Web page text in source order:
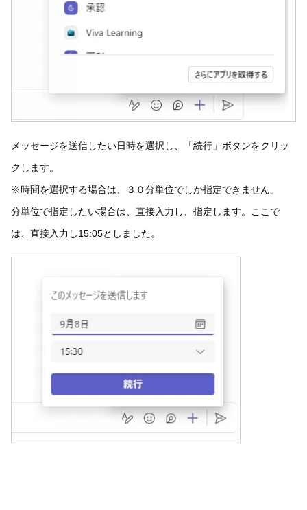
メッセージを送信したい日時を選択し、「続行」ボタンをクリッ
クします。
※時間を選択する場合は、３０分単位でしか指定できません。
分単位で指定したい場合は、直接入力し、指定します。ここで
は、直接入力し15:05としました。